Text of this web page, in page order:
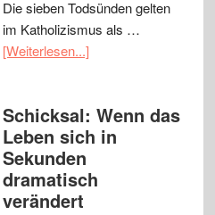
Die sieben Todsünden gelten
im Katholizismus als …
[Weiterlesen...]
Schicksal: Wenn das
Leben sich in
Sekunden
dramatisch
verändert